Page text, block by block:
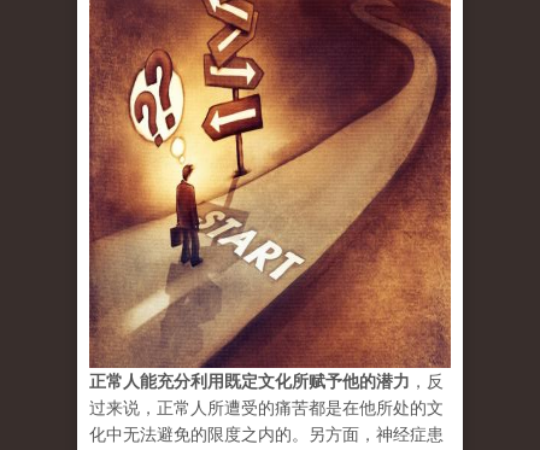
正常人能充分利用既定文化所赋予他的潜力 ，反
过来说，正常人所遭受的痛苦都是在他所处的文
化中无法避免的限度之内的。另方面，神经症患